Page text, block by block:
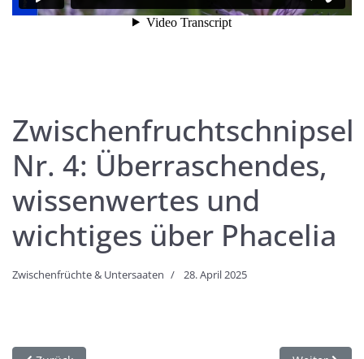
Zwischenfruchtschnipsel
Nr. 4: Überraschendes,
wissenwertes und
wichtiges über Phacelia
Zwischenfrüchte & Untersaaten 28. April 2025